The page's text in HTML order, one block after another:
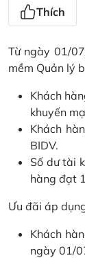
Thích
Từ ngày 01/
mềm Quản lý
Khách
khuyến
Khách
BIDV.
Số dư tài
hàng đạt
Ưu đãi áp
Khách
ngày 01/